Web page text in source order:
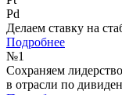
Pd
Делаем ставку на
Подробнее
№1
Сохраняем лидерство
в отрасли по